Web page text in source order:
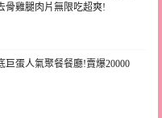
骨雞腿肉片無限吃超爽!
蛋人氣聚餐餐廳!賣爆20000